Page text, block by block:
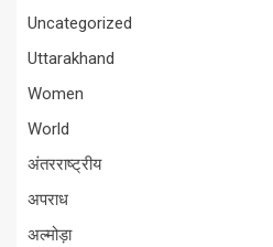
Uncategorized
Uttarakhand
Women
World
अंतरराष्ट्रीय
अपराध
अल्मोड़ा